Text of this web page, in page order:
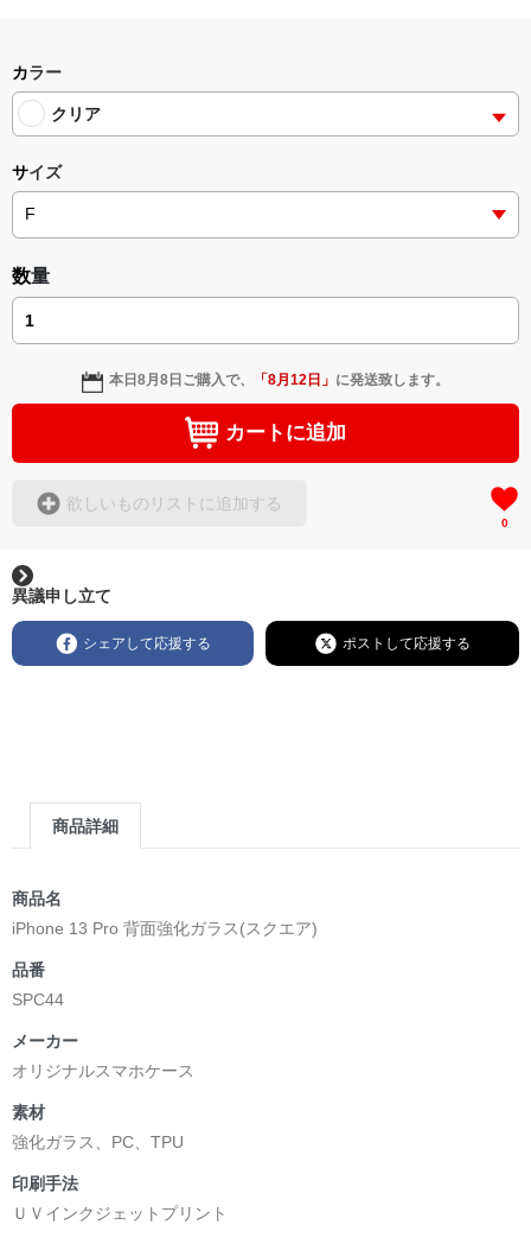
#小説 [刺すように燃えるような眼差しは] -Version2.
挿画&グッズカタログ <デザイン画集:BEST版>
＜著者:絵本/挿画作成＞ 凛々風 猛-リリカゼタケル
https://amzn.asia/d/hMo8oB0
-Comics Style Version.
挿画&グッズカタログ <デザイン画集:BEST版>
＜著者/絵本:挿画作成＞ 凛々風 猛 -リリカゼタケル
https://amzn.asia/d/gPVyU1t
＜著者 : 作詞＞ 凛々風 猛 -リリカゼタケル
日本語版: https://amzn.asia/d/ipdf8cX
英語版: https://amzn.asia/d/1nwVIb6
▶︎弛まぬ言霊[+挿画50作品版]
＜著者: 作詞/挿画作成＞ 凛々風 猛 -リリカゼタケル
日本語版: https://amzn.asia/d/3czgKs8
英語版: https://amzn.asia/d/bpIME7s
▶︎弛まぬ言霊 <+挿画/スケッチ&塗り絵ver.版>
-ロードムービー系ミュージカル小説 +作詞20曲
+挿画スケッチスタイル&塗り絵バージョン-
＜著者/小説:作詞:挿画作成＞
凛々風 猛-リリカゼタケル
▶︎刺すように燃えるような眼差しは
[第2作品: 通常版.小説のみ.]
＜著者＞ 凛々風 猛 -リリカゼタケル
日本語版: https://amzn.asia/d/7GbUq3Z
[主人公である小説家の遺作]を絵本化。
＜小説/絵本版＞ 凛々風猛 -ririkazetakeru
英語版: https://amzn.asia/d/8u7Cebe
＿＿＿＿＿＿＿＿＿＿＿＿＿＿＿＿＿＿＿＿＿＿
▶︎刺すように燃えるような眼差しは [+挿画51作品版]
＜著者: 絵本/挿画作成＞ 凛々風 猛 -リリカゼタケル
日本語版: https://amzn.asia/d/8oNk92Q
<デザイン画集&グッズカタログ>
小説 [弛まぬ言霊]
挿画&グッズカタログ <デザイン画集:BEST版>
カラー
クリア
サイズ
数量
本日8月8日 ご購入で、 「8月12日 」 に発送致します。
カートに追加
欲しいものリストに追加する
0
異議申し立て
シェアして応援する ポストして応援する
商品詳細
商品名
iPhone 13 Pro 背面強化ガラス(スクエア)
品番
SPC44
メーカー
オリジナルスマホケース
素材
強化ガラス、PC、TPU
印刷手法
ＵＶインクジェットプリント